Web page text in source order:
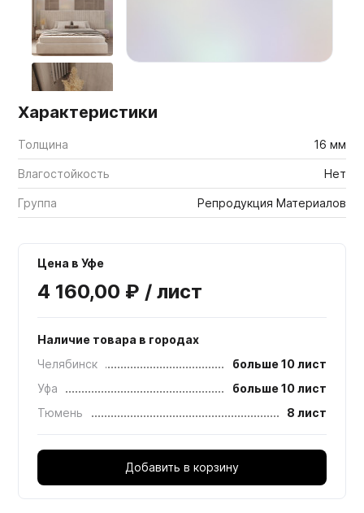
Характеристики
Толщина 16 мм
Влагостойкость Нет
Группа Репродукция Материалов
Цена в Уфе
4 160,00 ₽ / лист
Наличие товара в городах
Челябинск
больше 10 лист
Уфа
больше 10 лист
Тюмень
8 лист
Добавить в корзину